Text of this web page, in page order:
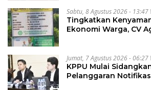
Sabtu, 8 Agustus 2026 - 13:47
Tingkatkan
Ekonomi Warga, CV
Jumat, 7 Agustus 2026 - 06:27
KPPU Mulai
Pelanggaran